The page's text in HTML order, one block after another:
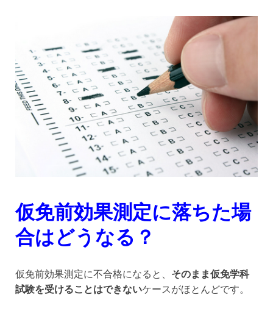
仮免前効果測定に落ちた場
合はどうなる？
仮免前効果測定に不合格になると、 そのまま仮免学科
試験を受けることはできないケースがほとんどです。